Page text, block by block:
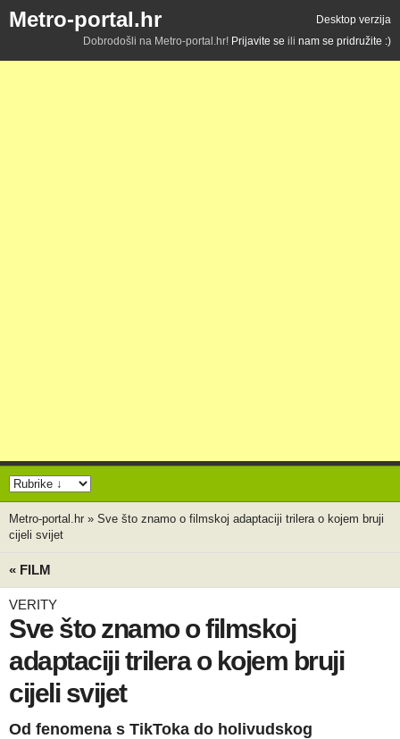
Metro-portal.hr
Desktop verzija
Dobrodošli na Metro-portal.hr! Prijavite se ili nam se pridružite :)
Metro-portal.hr » Sve što znamo o filmskoj adaptaciji trilera o kojem bruji
cijeli svijet
« FILM
VERITY
Sve što znamo o filmskoj
adaptaciji trilera o kojem bruji
cijeli svijet
Od fenomena s TikToka do holivudskog